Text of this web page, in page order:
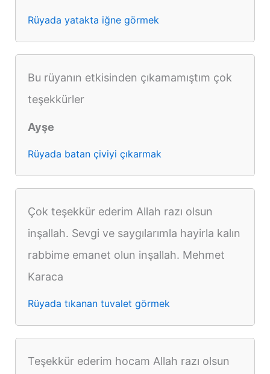
Rüyada yatakta iğne görmek
Bu rüyanın etkisinden çıkamamıştım çok
teşekkürler
Ayşe
Rüyada batan çiviyi çıkarmak
Çok teşekkür ederim Allah razı olsun
inşallah. Sevgi ve saygılarımla hayirla kalın
rabbime emanet olun inşallah. Mehmet
Karaca
Rüyada tıkanan tuvalet görmek
Teşekkür ederim hocam Allah razı olsun